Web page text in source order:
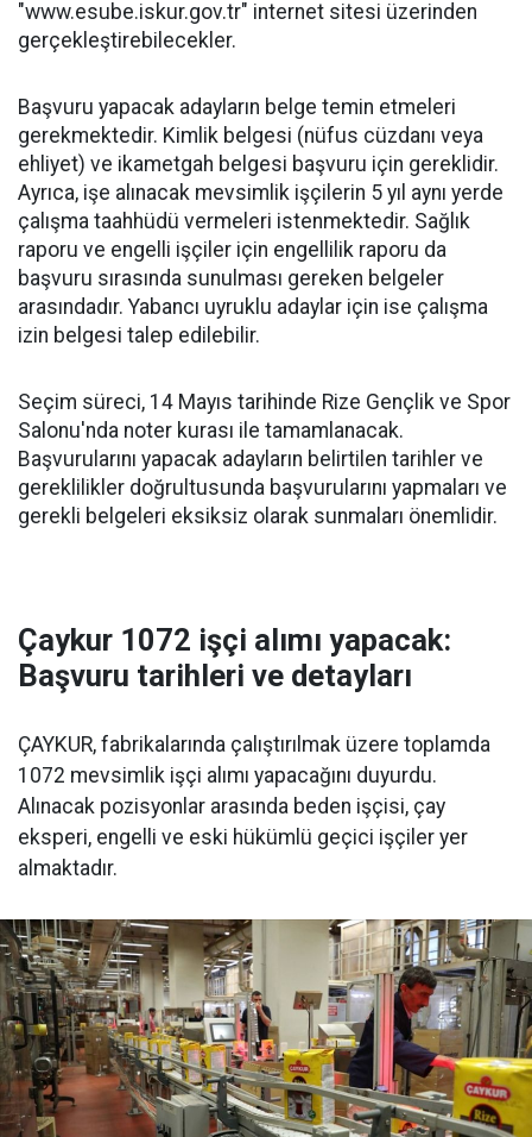
"www.esube.iskur.gov.tr" internet sitesi üzerinden
gerçekleştirebilecekler.
Başvuru yapacak adayların belge temin etmeleri
gerekmektedir. Kimlik belgesi (nüfus cüzdanı veya
ehliyet) ve ikametgah belgesi başvuru için gereklidir.
Ayrıca, işe alınacak mevsimlik işçilerin 5 yıl aynı yerde
çalışma taahhüdü vermeleri istenmektedir. Sağlık
raporu ve engelli işçiler için engellilik raporu da
başvuru sırasında sunulması gereken belgeler
arasındadır. Yabancı uyruklu adaylar için ise çalışma
izin belgesi talep edilebilir.
Seçim süreci, 14 Mayıs tarihinde Rize Gençlik ve Spor
Salonu'nda noter kurası ile tamamlanacak.
Başvurularını yapacak adayların belirtilen tarihler ve
gereklilikler doğrultusunda başvurularını yapmaları ve
gerekli belgeleri eksiksiz olarak sunmaları önemlidir.
Çaykur 1072 işçi alımı yapacak:
Başvuru tarihleri ve detayları
ÇAYKUR, fabrikalarında çalıştırılmak üzere toplamda
1072 mevsimlik işçi alımı yapacağını duyurdu.
Alınacak pozisyonlar arasında beden işçisi, çay
eksperi, engelli ve eski hükümlü geçici işçiler yer
almaktadır.